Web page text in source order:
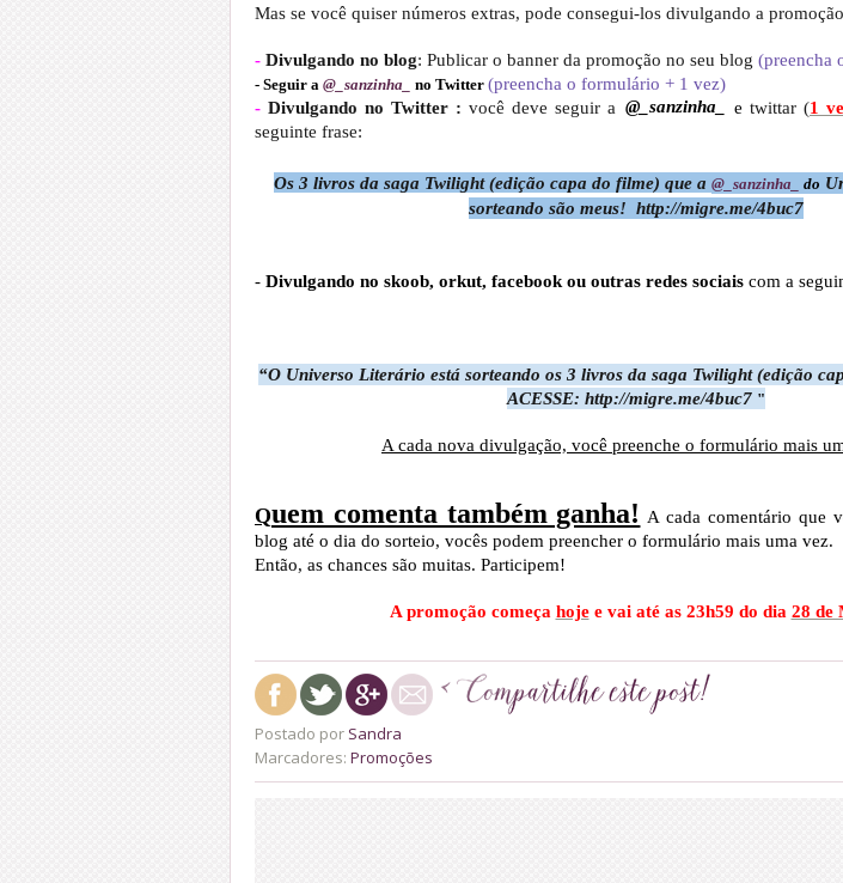
Mas se você quiser números extras, pode consegui-los divulgando a
- Divulgando no blog: Publicar o banner da promoção no seu blog (preencha
- Seguir a @_sanzinha_ no Twitter (preencha o formulário + 1 vez)
- Divulgando no Twitter : você deve seguir a @_sanzinha_ e twittar (1
seguinte frase:
Os 3 livros da saga Twilight (edição capa do filme) que a @_sanzinha_ do
sorteando são meus! http://migre.me/4buc7
- Divulgando no skoob, orkut, facebook ou outras redes sociais com a
“O Universo Literário está sorteando os 3 livros da saga Twilight (edição
ACESSE: http://migre.me/4buc7 "
A cada nova divulgação, você preenche o formulário mais
Quem comenta também ganha! A cada comentário que
blog até o dia do sorteio, vocês podem preencher o formulário mais uma vez.
Então, as chances são muitas. Participem!
A promoção começa hoje e vai até as 23h59 do dia 28 de
Postado por Sandra
Marcadores: Promoções